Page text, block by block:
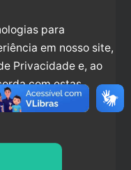
para
em nosso site,
Privacidade e, ao
com estas